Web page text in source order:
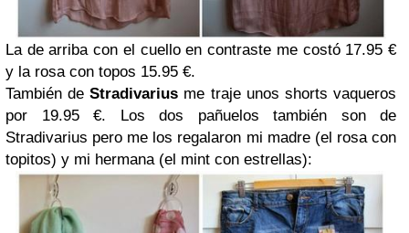
La de arriba con el cuello en contraste me costó 17.95 €
y la rosa con topos 15.95 €.
También deStradivarius me traje unos shorts vaqueros
por 19.95 €. Los dos pañuelos también son de
Stradivarius pero me los regalaron mi madre (el rosa con
topitos) y mi hermana (el mint con estrellas):